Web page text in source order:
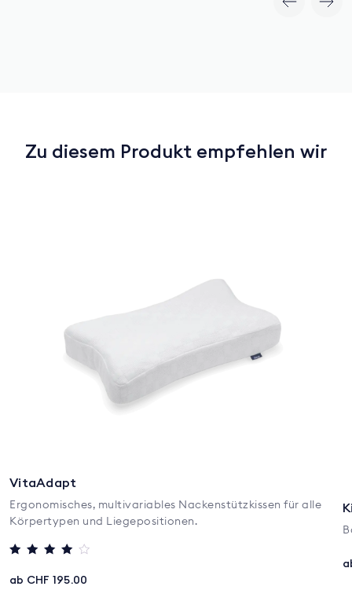
Zu diesem Produkt empfehlen wir
VitaAdapt
Ergonomisches, multivariables Nackenstützkissen für alle
Körpertypen und Liegepositionen.
von 5
ab CHF 195.00